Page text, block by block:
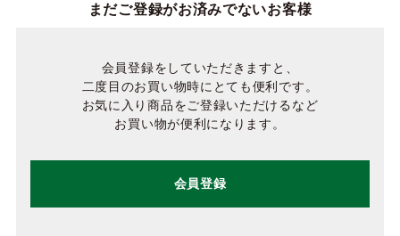
まだご登録がお済みでないお客様
会員登録をしていただきますと、
二度目のお買い物時にとても便利です。
お気に入り商品をご登録いただけるなど
お買い物が便利になります。
会員登録